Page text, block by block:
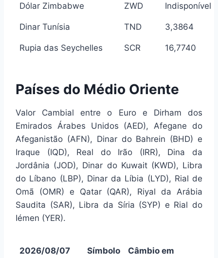
Dólar Zimbabwe ZWD Indisponível
Dinar Tunísia TND 3,3864
Rupia das Seychelles SCR 16,7740
Países do Médio Oriente
Valor Cambial entre o Euro e Dirham dos
Emirados Árabes Unidos (AED), Afegane do
Afeganistão (AFN), Dinar do Bahrein (BHD) e
Iraque (IQD), Real do Irão (IRR), Dina da
Jordânia (JOD), Dinar do Kuwait (KWD), Libra
do Líbano (LBP), Dinar da Líbia (LYD), Rial de
Omã (OMR) e Qatar (QAR), Riyal da Arábia
Saudita (SAR), Libra da Síria (SYP) e Rial do
Iémen (YER).
2026/08/07
Símbolo
Câmbio em